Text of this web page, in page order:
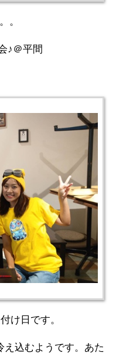
。
♪＠平間
け日です。
込むようです。あた